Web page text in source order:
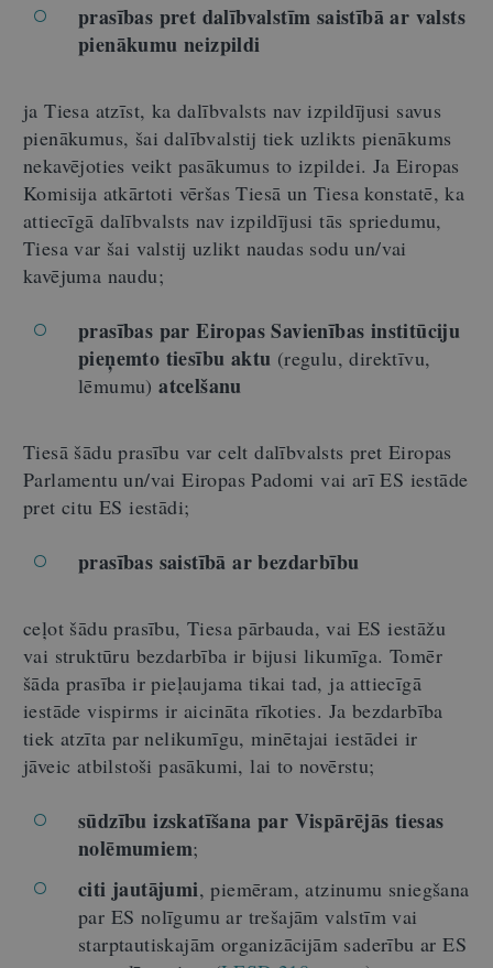
prasības pret dalībvalstīm saistībā ar valsts
pienākumu neizpildi
ja Tiesa atzīst, ka dalībvalsts nav izpildījusi savus
pienākumus, šai dalībvalstij tiek uzlikts pienākums
nekavējoties veikt pasākumus to izpildei. Ja Eiropas
Komisija atkārtoti vēršas Tiesā un Tiesa konstatē, ka
attiecīgā dalībvalsts nav izpildījusi tās spriedumu,
Tiesa var šai valstij uzlikt naudas sodu un/vai
kavējuma naudu;
prasības par Eiropas Savienības institūciju
pieņemto tiesību aktu (regulu, direktīvu,
lēmumu)atcelšanu
Tiesā šādu prasību var celt dalībvalsts pret Eiropas
Parlamentu un/vai Eiropas Padomi vai arī ES iestāde
pret citu ES iestādi;
prasības saistībā ar bezdarbību
ceļot šādu prasību, Tiesa pārbauda, vai ES iestāžu
vai struktūru bezdarbība ir bijusi likumīga. Tomēr
šāda prasība ir pieļaujama tikai tad, ja attiecīgā
iestāde vispirms ir aicināta rīkoties. Ja bezdarbība
tiek atzīta par nelikumīgu, minētajai iestādei ir
jāveic atbilstoši pasākumi, lai to novērstu;
sūdzību izskatīšana par Vispārējās tiesas
nolēmumiem;
citi jautājumi, piemēram, atzinumu sniegšana
par ES nolīgumu ar trešajām valstīm vai
starptautiskajām organizācijām saderību ar ES